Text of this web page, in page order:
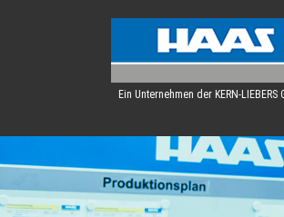
Ein Unternehmen der KERN-LIEBERS